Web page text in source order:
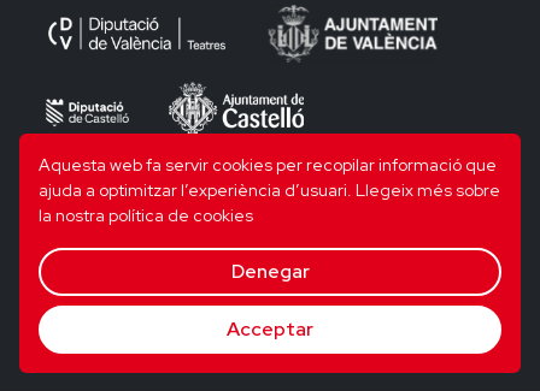
Aquesta web fa servir cookies per recopilar informació que
ajuda a optimitzar l’experiència d’usuari. Llegeix més sobre
la nostra política de cookies
Denegar
Acceptar